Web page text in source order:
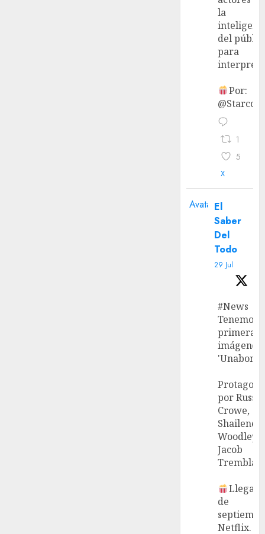
la
del
para
Por:
1
5
X
Avatar El
Saber
Del
Todo
29 Jul
#News
Tenemos
primeras
imágenes
por
Crowe,
Shailene
Woodley y
Jacob
Tremblay.
Llega
de
Netflix.